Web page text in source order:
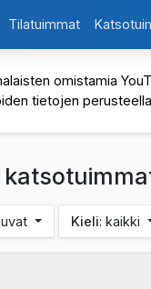
Tilatuimmat
omistamia
tietojen
Kieli: kaikki